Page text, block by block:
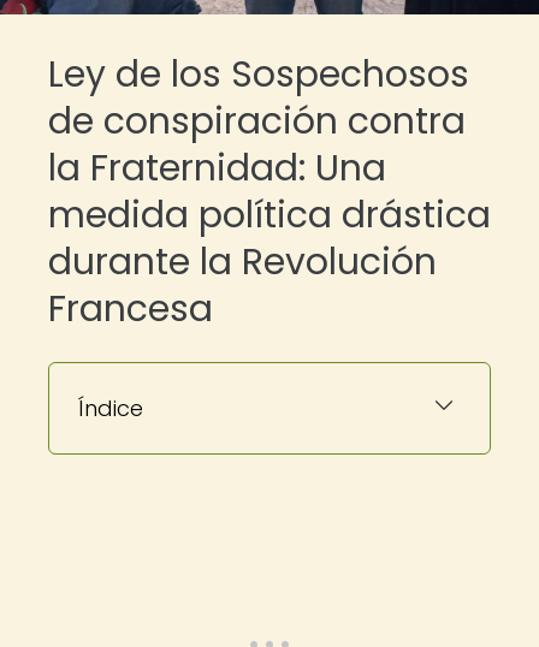
Ley de los Sospechosos
de conspiración contra
la Fraternidad: Una
medida política drástica
durante la Revolución
Francesa
Índice